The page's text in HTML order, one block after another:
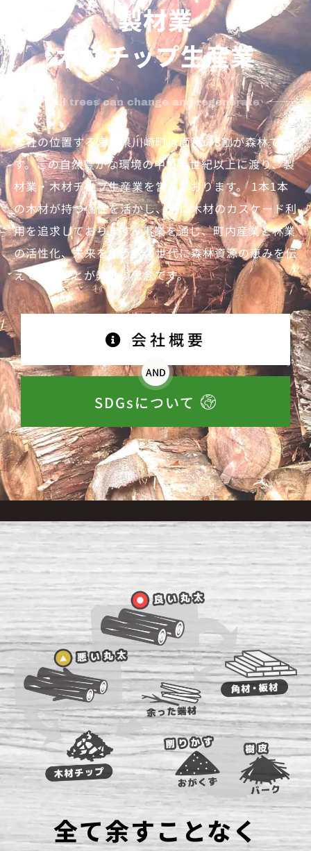
製材業
木材チップ生産業
all trees can change and regenerate
弊社の位置する宮城県川崎町は面積の8割が森林で
す。この自然豊かな環境の中で半世紀以上に渡り、製
材業・木材チップ生産業を営んでおります。 1本1本
の木材が持つ個性を活かし、常に木材のカスケード利
用を追求しております。事業を通じ、町内産業と林業
の活性化、未来を担う次の世代に森林資源の恵みを伝
えていくことが弊社の思念です。
会社概要
AND
SDGsについて
全て余すことなく